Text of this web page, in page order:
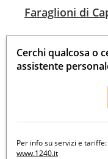
Faraglioni di
Cerchi qualcosa o
assistente
Per info su servizi e tariffe:
www.1240.it